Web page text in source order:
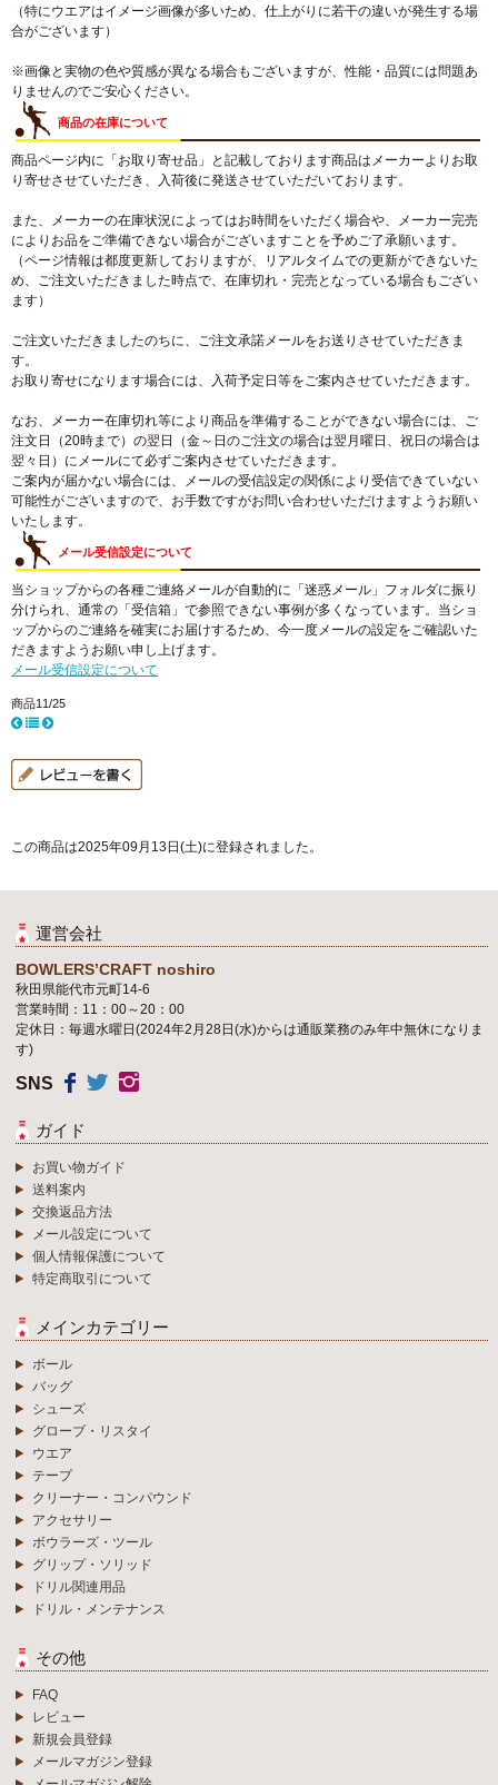
（特にウエアはイメージ画像が多いため、仕上がりに若干の違いが発生する場
合がございます）
※画像と実物の色や質感が異なる場合もございますが、性能・品質には問題あ
りませんのでご安心ください。
商品の在庫について
商品ページ内に「お取り寄せ品」と記載しております商品はメーカーよりお取
り寄せさせていただき、入荷後に発送させていただいております。
また、メーカーの在庫状況によってはお時間をいただく場合や、メーカー完売
によりお品をご準備できない場合がございますことを予めご了承願います。
（ページ情報は都度更新しておりますが、リアルタイムでの更新ができないた
め、ご注文いただきました時点で、在庫切れ・完売となっている場合もござい
ます）
ご注文いただきましたのちに、ご注文承諾メールをお送りさせていただきま
す。
お取り寄せになります場合には、入荷予定日等をご案内させていただきます。
なお、メーカー在庫切れ等により商品を準備することができない場合には、ご
注文日（20時まで）の翌日（金～日のご注文の場合は翌月曜日、祝日の場合は
翌々日）にメールにて必ずご案内させていただきます。
ご案内が届かない場合には、メールの受信設定の関係により受信できていない
可能性がございますので、お手数ですがお問い合わせいただけますようお願い
いたします。
メール受信設定について
当ショップからの各種ご連絡メールが自動的に「迷惑メール」フォルダに振り
分けられ、通常の「受信箱」で参照できない事例が多くなっています。当ショ
ップからのご連絡を確実にお届けするため、今一度メールの設定をご確認いた
だきますようお願い申し上げます。
メール受信設定について
商品11/25
この商品は2025年09月13日(土)に登録されました。
運営会社
BOWLERS’CRAFT noshiro
秋田県能代市元町14-6
営業時間：11：00～20：00
定休日：毎週水曜日(2024年2月28日(水)からは通販業務のみ年中無休になりま
す)
SNS
ガイド
お買い物ガイド
送料案内
交換返品方法
メール設定について
個人情報保護について
特定商取引について
メインカテゴリー
ボール
バッグ
シューズ
グローブ・リスタイ
ウエア
テープ
クリーナー・コンパウンド
アクセサリー
ボウラーズ・ツール
グリップ・ソリッド
ドリル関連用品
ドリル・メンテナンス
その他
FAQ
レビュー
新規会員登録
メールマガジン登録